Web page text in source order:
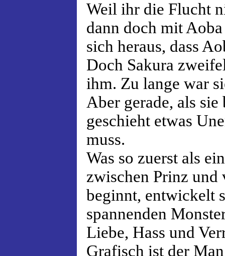
Weil ihr die Flucht
dann doch mit
sich heraus, dass
Doch Sakura
ihm. Zu lange war
Aber gerade, als
geschieht etwas
muss.
Was so zuerst als
zwischen Prinz und
beginnt, entwickelt
spannenden
Liebe, Hass und
Grafisch ist der